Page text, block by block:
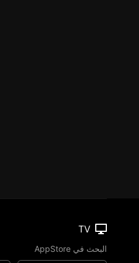
TV
البحث في AppStore